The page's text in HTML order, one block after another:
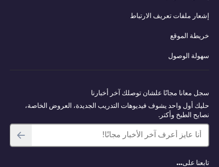
إشعار ملفات تعريف الارتباط
خريطة الموقع
سهولة الوصول
سجل معانا مجانًا علشان توصلك آخر أخبارنا
حليك أول واحد يشوف فيديوهات التدريب الجديدة، العروض الخاصة،
نصايح الطبخ وأكتر.
أنا عايز أعرف آخر الأخبار مجانًا!
تابعنا على...